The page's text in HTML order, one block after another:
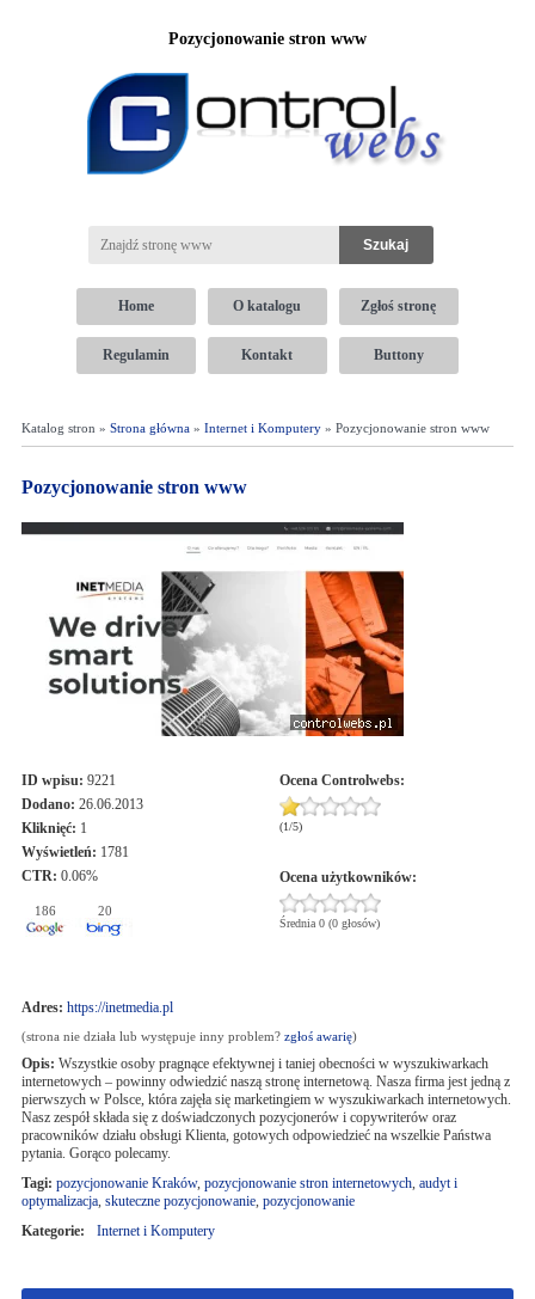
Pozycjonowanie stron www
Home O katalogu Zgłoś stronę
Regulamin Kontakt Buttony
Katalog stron » Strona główna» Internet i Komputery» Pozycjonowanie stron www
Pozycjonowanie stron www
ID wpisu: 9221
Dodano: 26.06.2013
Kliknięć: 1
Wyświetleń: 1781
CTR: 0.06%
186 20
Ocena Controlwebs:
(1/5)
Ocena użytkowników:
Średnia 0 (0 głosów)
Adres: https://inetmedia.pl
(strona nie działa lub występuje inny problem? zgłoś awarię)
Opis: Wszystkie osoby pragnące efektywnej i taniej obecności w wyszukiwarkach
internetowych – powinny odwiedzić naszą stronę internetową. Nasza firma jest jedną z
pierwszych w Polsce, która zajęła się marketingiem w wyszukiwarkach internetowych.
Nasz zespół składa się z doświadczonych pozycjonerów i copywriterów oraz
pracowników działu obsługi Klienta, gotowych odpowiedzieć na wszelkie Państwa
pytania. Gorąco polecamy.
Tagi: pozycjonowanie Kraków, pozycjonowanie stron internetowych, audyt i
optymalizacja, skuteczne pozycjonowanie, pozycjonowanie
Kategorie:
Internet i Komputery